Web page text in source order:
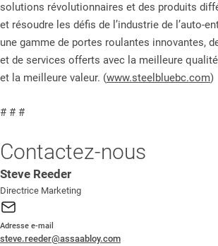
solutions révolutionnaires et des produits
et résoudre les défis de l’industrie de l’auto-
une gamme de portes roulantes innovantes,
et de services offerts avec la meilleure
et la meilleure valeur. (www.steelbluebc.com)
# # #
Contactez-nous
Steve Reeder
Directrice Marketing
Adresse e-mail
steve.reeder@assaabloy.com